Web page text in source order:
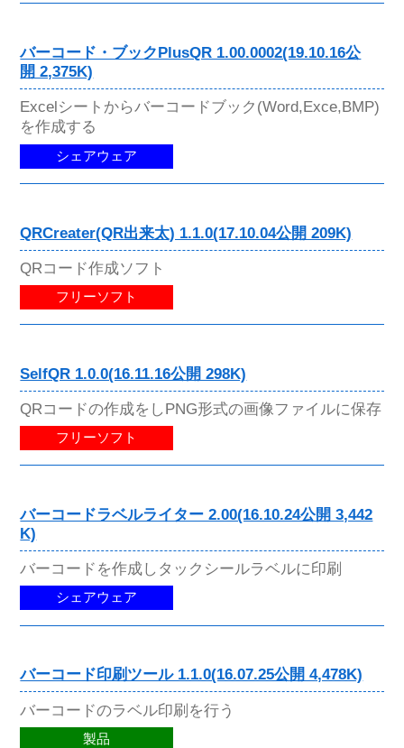
バーコード・ブックPlusQR 1.00.0002(19.10.16公
開 2,375K)
Excelシートからバーコードブック(Word,Exce,BMP)
を作成する
シェアウェア
QRCreater(QR出来太) 1.1.0(17.10.04公開 209K)
QRコード作成ソフト
フリーソフト
SelfQR 1.0.0(16.11.16公開 298K)
QRコードの作成をしPNG形式の画像ファイルに保存
フリーソフト
バーコードラベルライター 2.00(16.10.24公開 3,442
K)
バーコードを作成しタックシールラベルに印刷
シェアウェア
バーコード印刷ツール 1.1.0(16.07.25公開 4,478K)
バーコードのラベル印刷を行う
製品